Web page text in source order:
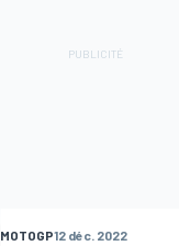
MOTOGP12 déc. 2022